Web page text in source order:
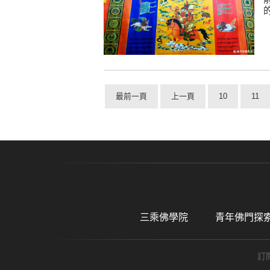
最前一頁 上一頁 10 11
三乘佛學院 青年佛門探
訂